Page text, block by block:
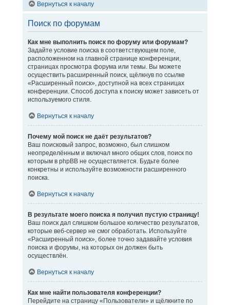
Вернуться к началу
Поиск по форумам
Как мне выполнить поиск по форуму или форумам?
Задайте условие поиска в соответствующем поле,
расположенном на главной странице конференции,
страницах просмотра форума или темы. Вы можете
осуществить расширенный поиск, щёлкнув по ссылке
«Расширенный поиск», доступной на всех страницах
конференции. Способ доступа к поиску может зависеть от
используемого стиля.
Вернуться к началу
Почему мой поиск не даёт результатов?
Ваш поисковый запрос, возможно, был слишком
неопределённым и включал много общих слов, поиск по
которым в phpBB не осуществляется. Будьте более
конкретны и используйте возможности расширенного
поиска.
Вернуться к началу
В результате моего поиска я получил пустую страницу!
Ваш поиск дал слишком большое количество результатов,
которые веб-сервер не смог обработать. Используйте
«Расширенный поиск», более точно задавайте условия
поиска и форумы, на которых он должен быть
осуществлён.
Вернуться к началу
Как мне найти пользователя конференции?
Перейдите на страницу «Пользователи» и щёлкните по